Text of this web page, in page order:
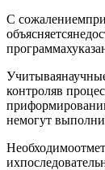
С
контроляв
немогут